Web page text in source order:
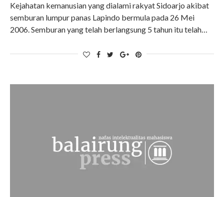
Kejahatan kemanusian yang dialami rakyat Sidoarjo akibat
semburan lumpur panas Lapindo bermula pada 26 Mei
2006. Semburan yang telah berlangsung 5 tahun itu telah…